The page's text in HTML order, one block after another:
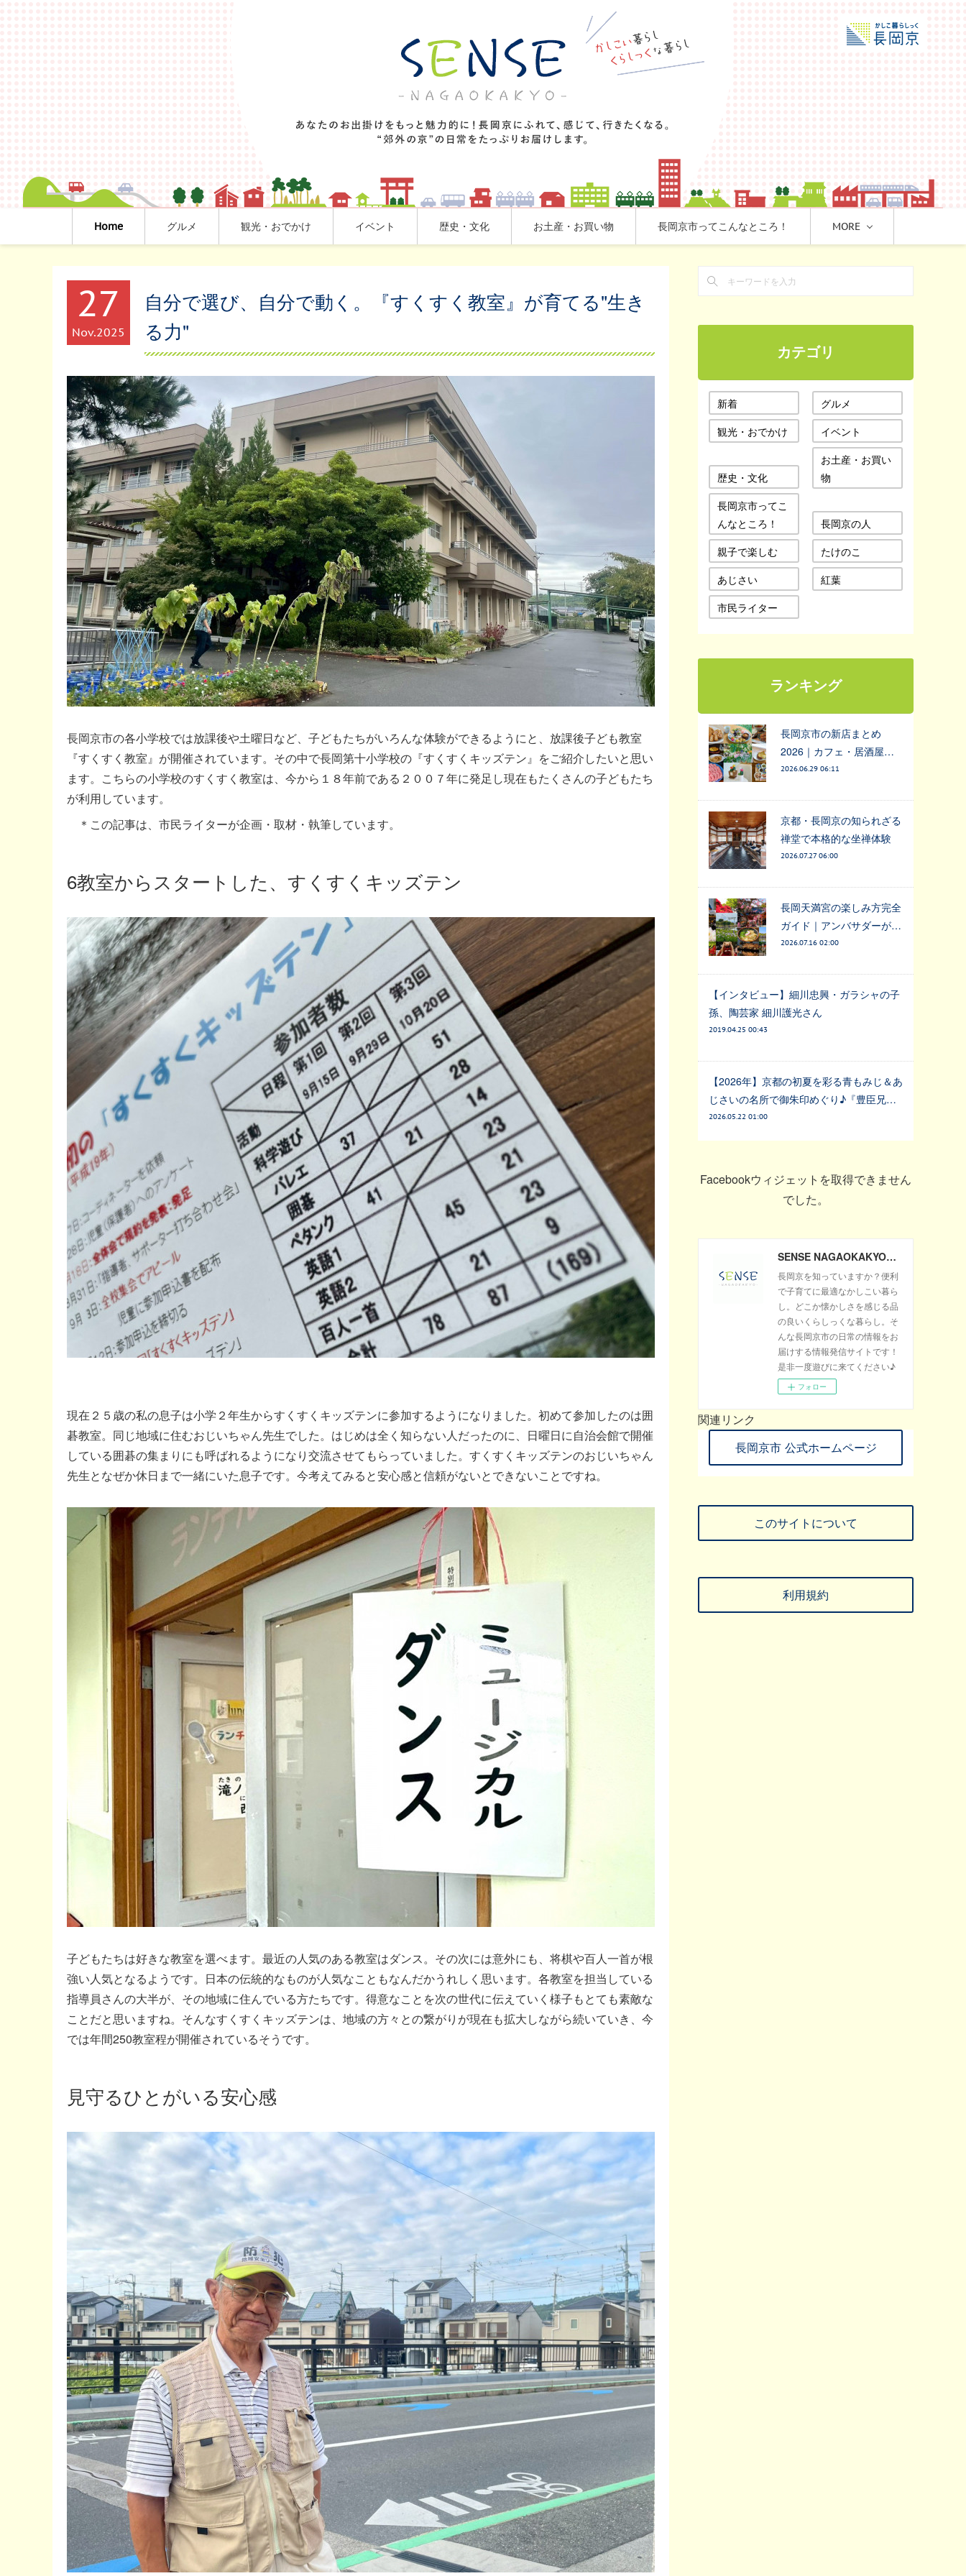
Home グルメ 観光・おでかけ イベント 歴史・文化 お土産・お買い物 長岡京市ってこんなところ！ MORE
27
Nov 2025
自分で選び、自分で動く。『すくすく教室』が育てる"生き
る力"
長岡京市の各小学校では放課後や土曜日など、子どもたちがいろんな体験ができるようにと、放課後子ども教室
『すくすく教室』が開催されています。その中で長岡第十小学校の『すくすくキッズテン』をご紹介したいと思い
ます。こちらの小学校のすくすく教室は、今から１８年前である２００７年に発足し現在もたくさんの子どもたち
が利用しています。
＊この記事は、市民ライターが企画・取材・執筆しています。
6教室からスタートした、すくすくキッズテン
現在２５歳の私の息子は小学２年生からすくすくキッズテンに参加するようになりました。初めて参加したのは囲
碁教室。同じ地域に住むおじいちゃん先生でした。はじめは全く知らない人だったのに、日曜日に自治会館で開催
している囲碁の集まりにも呼ばれるようになり交流させてもらっていました。すくすくキッズテンのおじいちゃん
先生となぜか休日まで一緒にいた息子です。今考えてみると安心感と信頼がないとできないことですね。
子どもたちは好きな教室を選べます。最近の人気のある教室はダンス。その次には意外にも、将棋や百人一首が根
強い人気となるようです。日本の伝統的なものが人気なこともなんだかうれしく思います。各教室を担当している
指導員さんの大半が、その地域に住んでいる方たちです。得意なことを次の世代に伝えていく様子もとても素敵な
ことだと思いますね。そんなすくすくキッズテンは、地域の方々との繋がりが現在も拡大しながら続いていき、今
では年間250教室程が開催されているそうです。
見守るひとがいる安心感
カテゴリ
新着
グルメ
観光・おでかけ
イベント
歴史・文化
お土産・お買い
物
長岡京市ってこ
んなところ！
長岡京の人
親子で楽しむ
たけのこ
あじさい
紅葉
市民ライター
ランキング
長岡京市の新店まとめ
2026｜カフェ・居酒屋…
2026.06.29 06:11
京都・長岡京の知られざる
禅堂で本格的な坐禅体験
2026.07.27 06:00
長岡天満宮の楽しみ方完全
ガイド｜アンバサダーが…
2026.07.16 02:00
【インタビュー】細川忠興・ガラシャの子
孫、陶芸家 細川護光さん
2019.04.25 00:43
【2026年】京都の初夏を彩る青もみじ＆あ
じさいの名所で御朱印めぐり♪『豊臣兄…
2026.05.22 01:00
Facebookウィジェットを取得できません
でした。
SENSE NAGAOKAKYO ～長岡京市のサブサイト～
長岡京を知っていますか？便利
で子育てに最適なかしこい暮ら
し。どこか懐かしさを感じる品
の良いくらしっくな暮らし。そ
んな長岡京市の日常の情報をお
届けする情報発信サイトです！
是非一度遊びに来てください♪
フォロー
関連リンク
長岡京市 公式ホームページ
このサイトについて
利用規約